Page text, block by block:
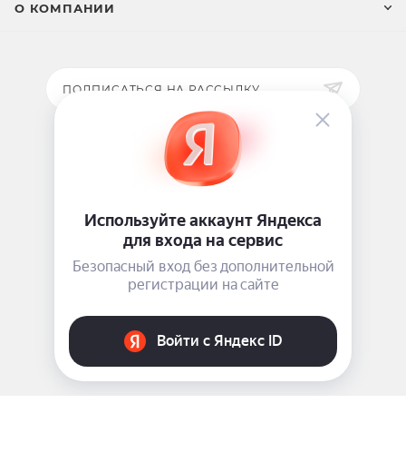
О КОМПАНИИ
ПОДПИСАТЬСЯ НА РАССЫЛКУ
ЗАДАТЬ ВОПРОС
г. Москва, 5-я Магистральная д.8